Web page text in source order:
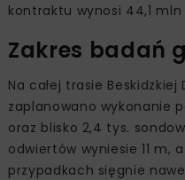
kontraktu wynosi 44,1 mln
Zakres badań
Na całej trasie
zaplanowano wykonanie
oraz blisko 2,4 tys.
odwiertów wyniesie 11 m,
przypadkach sięgnie